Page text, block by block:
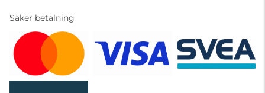
Säker betalning